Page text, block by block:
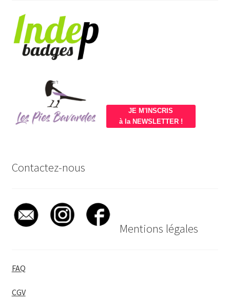
JE M'INSCRIS
à la NEWSLETTER !
Contactez-nous
Mentions légales
FAQ
CGV